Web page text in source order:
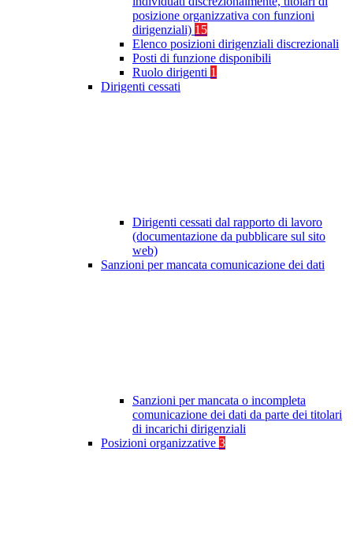
posizione organizzativa con funzioni
dirigenziali) 15
Elenco posizioni dirigenziali discrezionali
Posti di funzione disponibili
Ruolo dirigenti 1
Dirigenti cessati
Dirigenti cessati dal rapporto di lavoro
(documentazione da pubblicare sul sito
web)
Sanzioni per mancata comunicazione dei dati
Sanzioni per mancata o incompleta
comunicazione dei dati da parte dei titolari
di incarichi dirigenziali
Posizioni organizzative 3